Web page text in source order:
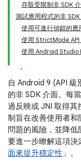
存取受限制非 SDK
測試應用程式的非
使用可進行偵錯的應
使用 StrictMode API
使用 Android Studio
自 Android 9 (API
的非 SDK 介面。每
過反映或 JNI 取得
制旨在改善使用者
問題的風險，並降
要進一步瞭解這項決
面來提升穩定性」。